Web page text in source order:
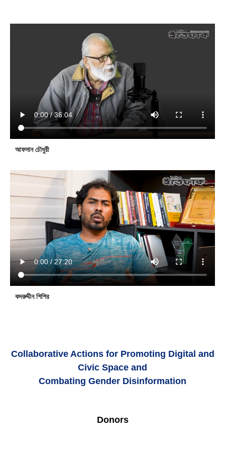
আফসান চৌধুরী
কদরুদ্দীন শিশির
Collaborative Actions for Promoting Digital and
Civic Space and
Combating Gender Disinformation
Donors